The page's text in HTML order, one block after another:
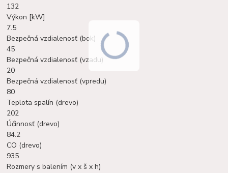
132
Výkon [kW]
7.5
Bezpečná vzdialenosť (bok)
45
Bezpečná vzdialenosť (vzadu)
20
Bezpečná vzdialenosť (vpredu)
80
Teplota spalín (drevo)
202
Účinnosť (drevo)
84.2
CO (drevo)
935
Rozmery s balením (v x š x h)